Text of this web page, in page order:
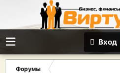
Вход
Форумы